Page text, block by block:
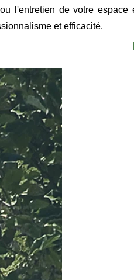
l'entretien de votre espace
et efficacité.